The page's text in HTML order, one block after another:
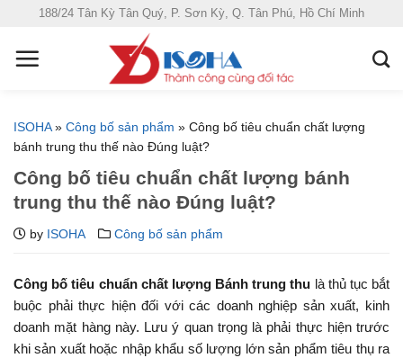
188/24 Tân Kỳ Tân Quý, P. Sơn Kỳ, Q. Tân Phú, Hồ Chí Minh
ISOHA» Công bố sản phẩm » Công bố tiêu chuẩn chất lượng
bánh trung thu thế nào Đúng luật?
Công bố tiêu chuẩn chất lượng bánh
trung thu thế nào Đúng luật?
by ISOHA Công bố sản phẩm
Công bố tiêu chuẩn chất lượng Bánh trung thu là thủ tục bắt
buộc phải thực hiện đối với các doanh nghiệp sản xuất, kinh
doanh mặt hàng này. Lưu ý quan trọng là phải thực hiện trước
khi sản xuất hoặc nhập khẩu số lượng lớn sản phẩm tiêu thụ ra